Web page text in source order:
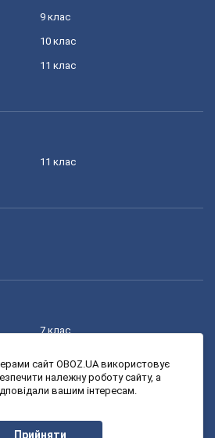
9 клас
10 клас
11 клас
11 клас
7 клас
9 клас
сайт OBOZ.UA використовує
належну роботу сайту, а
вашим інтересам.
Прийняти